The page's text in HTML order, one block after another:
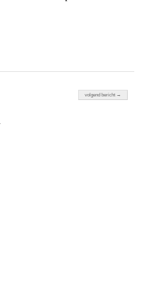
volgend bericht →